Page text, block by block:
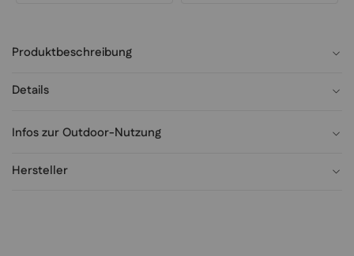
Produktbeschreibung
Details
Infos zur Outdoor-Nutzung
Hersteller